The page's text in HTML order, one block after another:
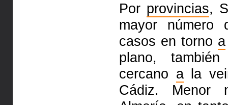
Por provincias,
mayor número
casos en torno a
plano,
cercano ala
Cádiz. Menor